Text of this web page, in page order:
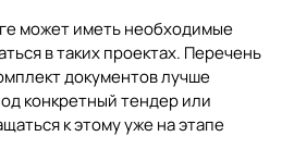
может иметь необходимые
в таких проектах. Перечень
документов лучше
конкретный тендер или
к этому уже на этапе